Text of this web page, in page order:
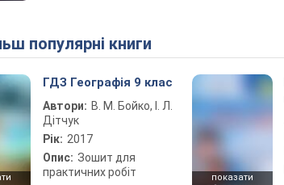
популярні книги
ГДЗ Географія 9 клас
Автори: В. М. Бойко, І. Л.
Дітчук
Рік: 2017
Опис: Зошит для
практичних робіт
показати